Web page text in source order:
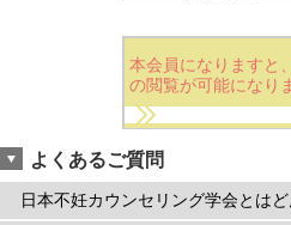
本会員になりますと
の閲覧が可能になり
よくあるご質問
日本不妊カウンセリング学会とはど